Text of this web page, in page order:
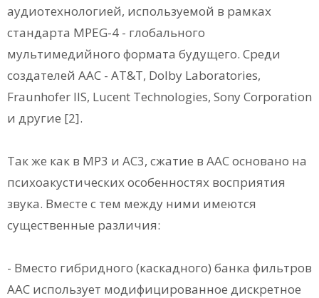
аудиотехнологией, используемой в рамках
стандарта MPEG-4 - глобального
мультимедийного формата будущего. Среди
создателей ААС - AT&T, Dolby Laboratories,
Fraunhofer IIS, Lucent Technologies, Sony Corporation
и другие [2].
Так же как в МР3 и АС3, сжатие в ААС основано на
психоакустических особенностях восприятия
звука. Вместе с тем между ними имеются
существенные различия:
- Вместо гибридного (каскадного) банка фильтров
ААС использует модифицированное дискретное